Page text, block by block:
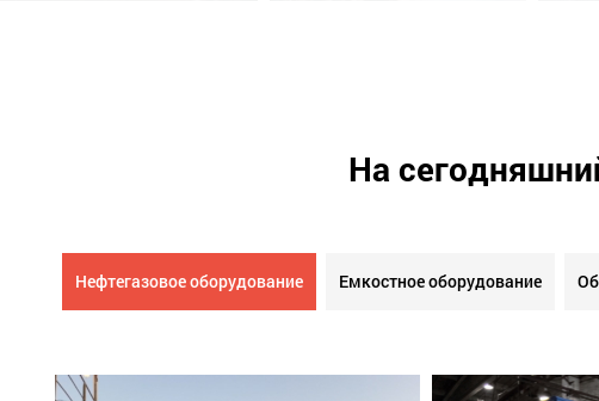
На
Нефтегазовое оборудование Емкостное оборудование